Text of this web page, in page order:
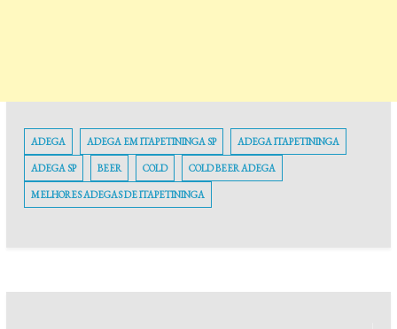
ADEGA ADEGA EM ITAPETININGA SP ADEGA ITAPETININGA
ADEGA SP BEER COLD COLD BEER ADEGA
MELHORES ADEGAS DE ITAPETININGA